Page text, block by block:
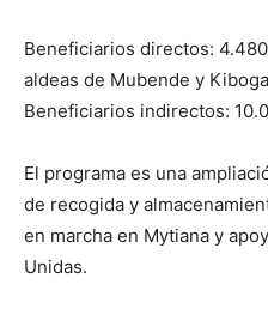
Beneficiarios directos:
aldeas de Mubende y
Beneficiarios indirectos:
El programa es una
de recogida y
en marcha en Mytiana y
Unidas.